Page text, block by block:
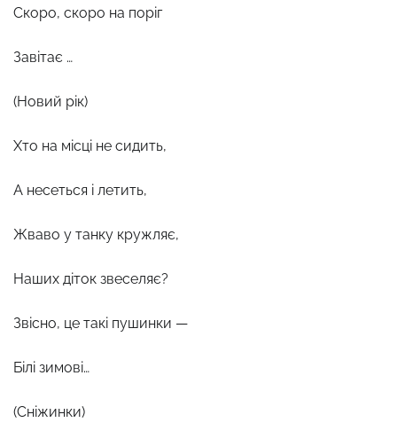
Скоро, скоро на поріг
Завітає …
(Новий рік)
Хто на місці не сидить,
А несеться і летить,
Жваво у танку кружляє,
Наших діток звеселяє?
Звісно, це такі пушинки —
Білі зимові…
(Сніжинки)